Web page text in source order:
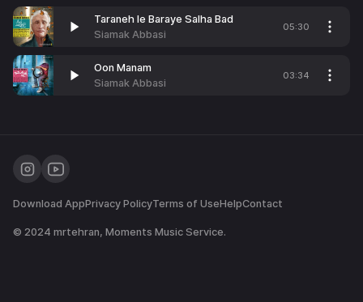
Taraneh Ie Baraye Salha Bad
Siamak Abbasi
05:30
Oon Manam
Siamak Abbasi
03:34
Download AppPrivacy PolicyTerms of UseHelpContact
© 2024 mrtehran, Moments Music Service.